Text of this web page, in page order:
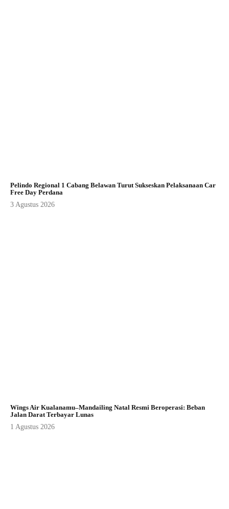
Pelindo Regional 1 Cabang Belawan Turut Sukseskan Pelaksanaan Car
Free Day Perdana
3 Agustus 2026
Wings Air Kualanamu–Mandailing Natal Resmi Beroperasi: Beban
Jalan Darat Terbayar Lunas
1 Agustus 2026